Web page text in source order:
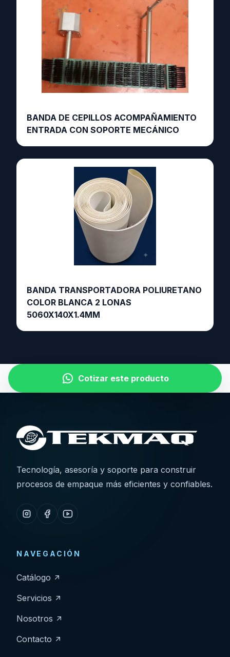
BANDA DE CEPILLOS ACOMPAÑAMIENTO
ENTRADA CON SOPORTE MECÁNICO
BANDA TRANSPORTADORA POLIURETANO
COLOR BLANCA 2 LONAS
5060X140X1.4MM
Cotizar este producto
Tecnología, asesoría y soporte para construir
procesos de empaque más eficientes y confiables.
NAVEGACIÓN
Catálogo
Servicios
Nosotros
Contacto